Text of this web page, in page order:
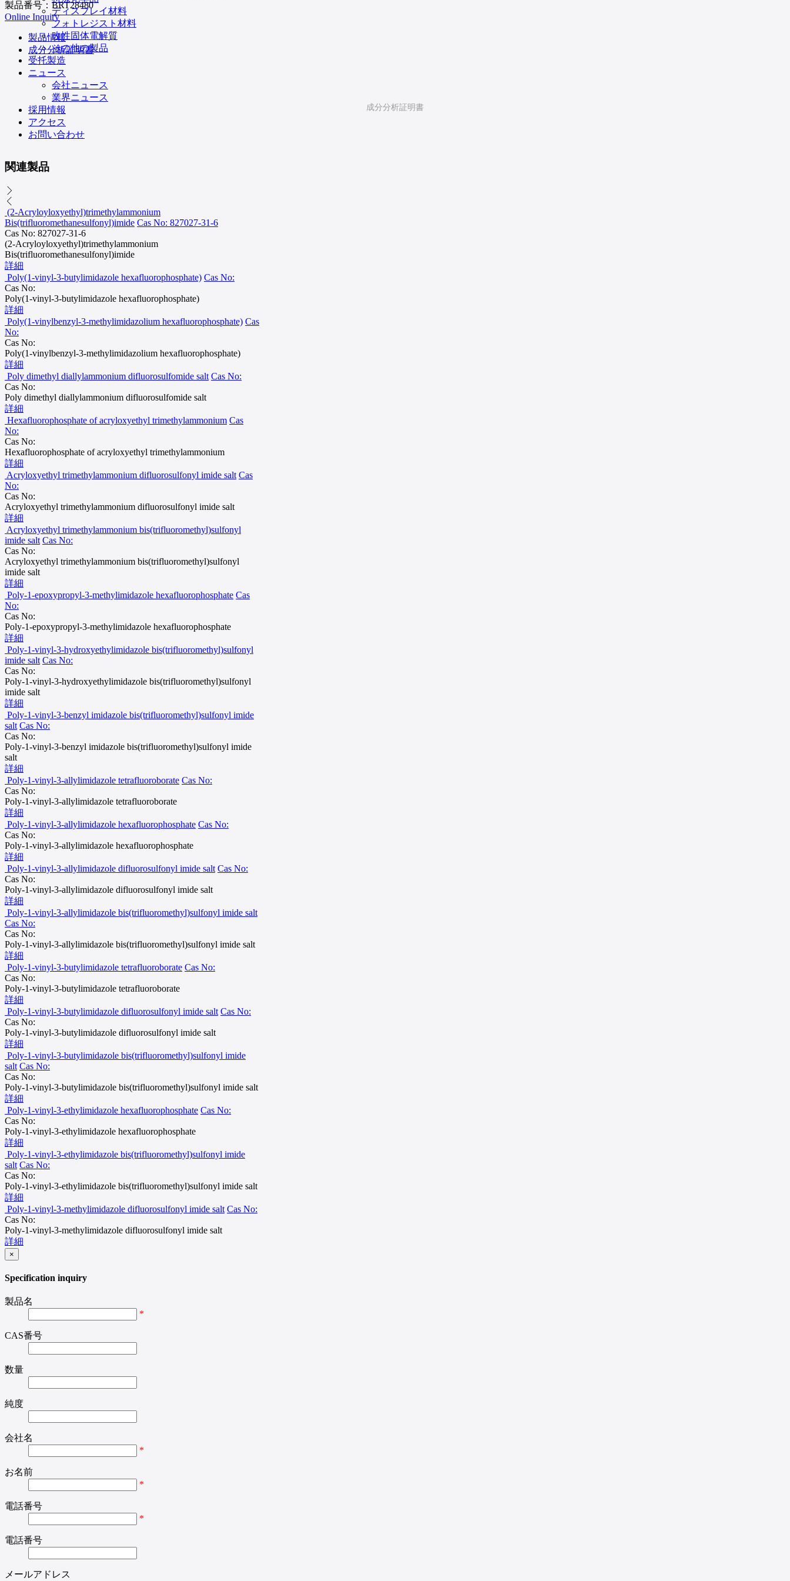
ディスプレイ材料
フォトレジスト材料
改性固体電解質
その他の製品
受托製造
ニュース
会社ニュース
業界ニュース
採用情報
アクセス
お問い合わせ
製品番号： BRT28480
Online Inquiry
製品情報
成分分析証明書
成分分析証明書
関連製品
(2-Acryloyloxyethyl)trimethylammonium
Bis(trifluoromethanesulfonyl)imide Cas No: 827027-31-6
Cas No: 827027-31-6
(2-Acryloyloxyethyl)trimethylammonium
Bis(trifluoromethanesulfonyl)imide
詳細
Poly(1-vinyl-3-butylimidazole hexafluorophosphate) Cas No:
Cas No:
Poly(1-vinyl-3-butylimidazole hexafluorophosphate)
詳細
Poly(1-vinylbenzyl-3-methylimidazolium hexafluorophosphate) Cas
No:
Cas No:
Poly(1-vinylbenzyl-3-methylimidazolium hexafluorophosphate)
詳細
Poly dimethyl diallylammonium difluorosulfomide salt Cas No:
Cas No:
Poly dimethyl diallylammonium difluorosulfomide salt
詳細
Hexafluorophosphate of acryloxyethyl trimethylammonium Cas
No:
Cas No:
Hexafluorophosphate of acryloxyethyl trimethylammonium
詳細
Acryloxyethyl trimethylammonium difluorosulfonyl imide salt Cas
No:
Cas No:
Acryloxyethyl trimethylammonium difluorosulfonyl imide salt
詳細
Acryloxyethyl trimethylammonium bis(trifluoromethyl)sulfonyl
imide salt Cas No:
Cas No:
Acryloxyethyl trimethylammonium bis(trifluoromethyl)sulfonyl
imide salt
詳細
Poly-1-epoxypropyl-3-methylimidazole hexafluorophosphate Cas
No:
Cas No:
Poly-1-epoxypropyl-3-methylimidazole hexafluorophosphate
詳細
Poly-1-vinyl-3-hydroxyethylimidazole bis(trifluoromethyl)sulfonyl
imide salt Cas No:
Cas No:
Poly-1-vinyl-3-hydroxyethylimidazole bis(trifluoromethyl)sulfonyl
imide salt
詳細
Poly-1-vinyl-3-benzyl imidazole bis(trifluoromethyl)sulfonyl imide
salt Cas No:
Cas No:
Poly-1-vinyl-3-benzyl imidazole bis(trifluoromethyl)sulfonyl imide
salt
詳細
Poly-1-vinyl-3-allylimidazole tetrafluoroborate Cas No:
Cas No:
Poly-1-vinyl-3-allylimidazole tetrafluoroborate
詳細
Poly-1-vinyl-3-allylimidazole hexafluorophosphate Cas No:
Cas No:
Poly-1-vinyl-3-allylimidazole hexafluorophosphate
詳細
Poly-1-vinyl-3-allylimidazole difluorosulfonyl imide salt Cas No:
Cas No:
Poly-1-vinyl-3-allylimidazole difluorosulfonyl imide salt
詳細
Poly-1-vinyl-3-allylimidazole bis(trifluoromethyl)sulfonyl imide salt
Cas No:
Cas No:
Poly-1-vinyl-3-allylimidazole bis(trifluoromethyl)sulfonyl imide salt
詳細
Poly-1-vinyl-3-butylimidazole tetrafluoroborate Cas No:
Cas No:
Poly-1-vinyl-3-butylimidazole tetrafluoroborate
詳細
Poly-1-vinyl-3-butylimidazole difluorosulfonyl imide salt Cas No:
Cas No:
Poly-1-vinyl-3-butylimidazole difluorosulfonyl imide salt
詳細
Poly-1-vinyl-3-butylimidazole bis(trifluoromethyl)sulfonyl imide
salt Cas No:
Cas No:
Poly-1-vinyl-3-butylimidazole bis(trifluoromethyl)sulfonyl imide salt
詳細
Poly-1-vinyl-3-ethylimidazole hexafluorophosphate Cas No:
Cas No:
Poly-1-vinyl-3-ethylimidazole hexafluorophosphate
詳細
Poly-1-vinyl-3-ethylimidazole bis(trifluoromethyl)sulfonyl imide
salt Cas No:
Cas No:
Poly-1-vinyl-3-ethylimidazole bis(trifluoromethyl)sulfonyl imide salt
詳細
Poly-1-vinyl-3-methylimidazole difluorosulfonyl imide salt Cas No:
Cas No:
Poly-1-vinyl-3-methylimidazole difluorosulfonyl imide salt
詳細
×
Specification inquiry
製品名
*
CAS番号
数量
純度
会社名
*
お名前
*
電話番号
*
電話番号
メールアドレス